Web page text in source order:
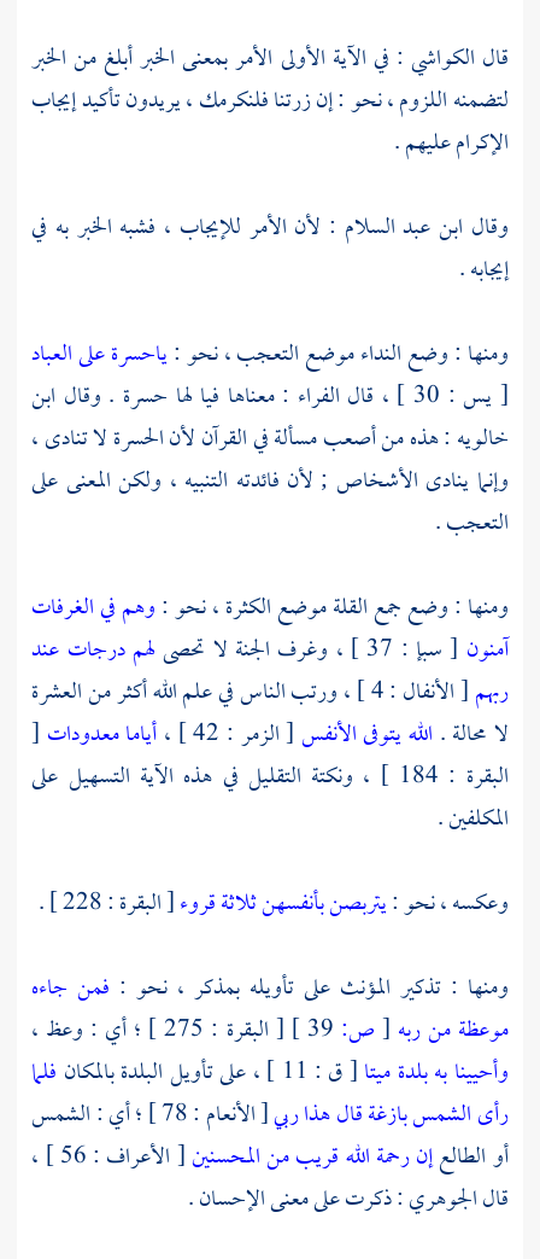
قال الكواشي : في الآية الأولى الأمر بمعنى الخبر أبلغ من الخبر
لتضمنه اللزوم ، نحو : إن زرتنا فلنكرمك ، يريدون تأكيد إيجاب
الإكرام عليهم .
وقال ابن عبد السلام : لأن الأمر للإيجاب ، فشبه الخبر به في
إيجابه .
ومنها : وضع النداء موضع التعجب ، نحو :ياحسرة على العباد
[ يس : 30 ] ، قال
الفراء : معناها فيا لها حسرة . وقال ابن
خالويه : هذه من أصعب مسألة في القرآن لأن الحسرة لا تنادى ،
وإنما ينادى الأشخاص ; لأن فائدته التنبيه ، ولكن المعنى على
التعجب .
ومنها : وضع جمع القلة موضع الكثرة ، نحو :وهم في الغرفات
آمنون [ سبإ : 37 ] ، وغرف الجنة لا تحصى
لهم درجات عند
ربهم
[ الأنفال : 4 ] ، ورتب الناس في علم الله أكثر من العشرة
لا محالة . الله يتوفى الأنفس[ الزمر : 42 ] ، أياما معدودات [
البقرة : 184 ] ، ونكتة التقليل في هذه الآية التسهيل على
المكلفين .
وعكسه ، نحو :يتربصن بأنفسهن ثلاثة قروء[ البقرة : 228 ] .
ومنها : تذكير المؤنث على تأويله بمذكر ، نحو : فمن جاءه
موعظة من ربه [ص:
[ البقرة : 275 ] ؛ أي : وعظ ،
وأحيينا به بلدة ميتا[ ق : 11 ] ، على تأويل البلدة بالمكان
فلما
رأى الشمس بازغة قال هذا ربي
[ الأنعام : 78 ] ؛ أي : الشمس
أو الطالعإن رحمة الله قريب من المحسنين
[ الأعراف : 56 ] ،
قالالجوهري: ذكرت على معنى الإحسان .